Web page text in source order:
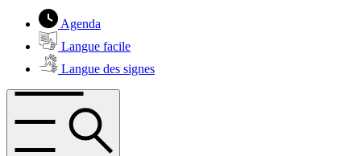
Agenda
Langue facile
Langue des signes